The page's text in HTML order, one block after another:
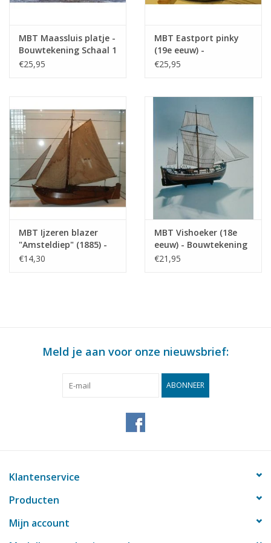
MBT Maassluis platje -
Bouwtekening Schaal 1
: 20 (10.03.007)
€25,95
MBT Eastport pinky
(19e eeuw) -
Bouwtekening Schaal 1
€25,95
MBT Ijzeren blazer
"Amsteldiep" (1885) -
Bouwtekening Schaal 1
€14,30
MBT Vishoeker (18e
eeuw) - Bouwtekening
Schaal 1 : 71
€21,95
Meld je aan voor onze nieuwsbrief:
ABONNEER
Klantenservice
Producten
Mijn account